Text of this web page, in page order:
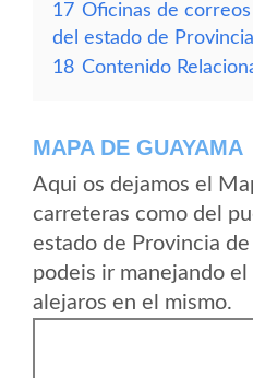
17 Oficinas de
del estado de
18 Contenido
MAPA DE GUAYAMA
Aqui os dejamos el
carreteras como del
estado de Provincia
podeis ir manejando
alejaros en el mismo.